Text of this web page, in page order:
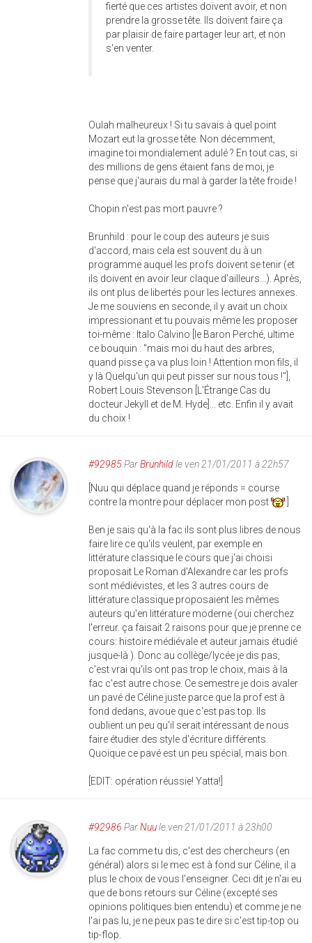
fierté que ces artistes doivent avoir, et non
prendre la grosse tête. Ils doivent faire ça
par plaisir de faire partager leur art, et non
s'en venter.
Oulah malheureux ! Si tu savais à quel point
Mozart eut la grosse tête. Non décemment,
imagine toi mondialement adulé ? En tout cas, si
des millions de gens étaient fans de moi, je
pense que j'aurais du mal à garder la tête froide !
Chopin n'est pas mort pauvre ?
Brunhild : pour le coup des auteurs je suis
d'accord, mais cela est souvent du à un
programme auquel les profs doivent se tenir (et
ils doivent en avoir leur claque d'ailleurs...). Après,
ils ont plus de libertés pour les lectures annexes.
Je me souviens en seconde, il y avait un choix
impressionant et tu pouvais même les proposer
toi-même : Italo Calvino [le Baron Perché, ultime
ce bouquin : "mais moi du haut des arbres,
quand pisse ça va plus loin ! Attention mon fils, il
y là Quelqu'un qui peut pisser sur nous tous !"],
Robert Louis Stevenson [L'Étrange Cas du
docteur Jekyll et de M. Hyde]... etc. Enfin il y avait
du choix !
#92985ParBrunhildle ven 21/01/2011 à 22h57
[Nuu qui déplace quand je réponds = course
contre la montre pour déplacer mon post
Ben je sais qu'à la fac ils sont plus libres de nous
faire lire ce qu'ils veulent, par exemple en
littérature classique le cours que j'ai choisi
proposait Le Roman d'Alexandre car les profs
sont médiévistes, et les 3 autres cours de
littérature classique proposaient les mêmes
auteurs qu'en littérature moderne (oui cherchez
l'erreur. ça faisait 2 raisons pour que je prenne ce
cours: histoire médiévale et auteur jamais étudié
jusque-là ). Donc au collège/lycée je dis pas,
c'est vrai qu'ils ont pas trop le choix, mais à la
fac c'est autre chose. Ce semestre je dois avaler
un pavé de Céline juste parce que la prof est à
fond dedans, avoue que c'est pas top. Ils
oublient un peu qu'il serait intéressant de nous
faire étudier des style d'écriture différents.
Quoique ce pavé est un peu spécial, mais bon.
[EDIT: opération réussie! Yatta!]
#92986 ParNuule ven 21/01/2011 à 23h00
La fac comme tu dis, c'est des chercheurs (en
général) alors si le mec est à fond sur Céline, il a
plus le choix de vous l'enseigner. Ceci dit je n'ai eu
que de bons retours sur Céline (excepté ses
opinions politiques bien entendu) et comme je ne
l'ai pas lu, je ne peux pas te dire si c'est tip-top ou
tip-flop.